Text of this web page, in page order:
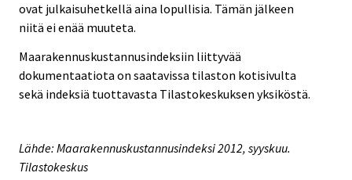
ovat julkaisuhetkellä aina lopullisia. Tämän jälkeen
niitä ei enää muuteta.
Maarakennuskustannusindeksiin liittyvää
dokumentaatiota on saatavissa tilaston kotisivulta
sekä indeksiä tuottavasta Tilastokeskuksen yksiköstä.
Lähde: Maarakennuskustannusindeksi 2012, syyskuu.
Tilastokeskus